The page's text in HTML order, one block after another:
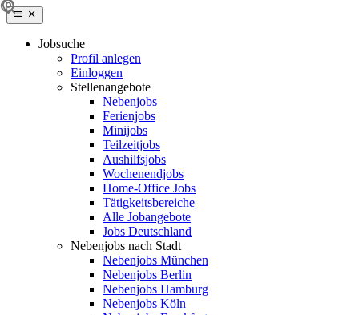
Jobsuche
Profil anlegen
Einloggen
Stellenangebote
Nebenjobs
Ferienjobs
Minijobs
Teilzeitjobs
Aushilfsjobs
Wochenendjobs
Home-Office Jobs
Tätigkeitsbereiche
Alle Jobangebote
Jobs Deutschland
Nebenjobs nach Stadt
Nebenjobs München
Nebenjobs Berlin
Nebenjobs Hamburg
Nebenjobs Köln